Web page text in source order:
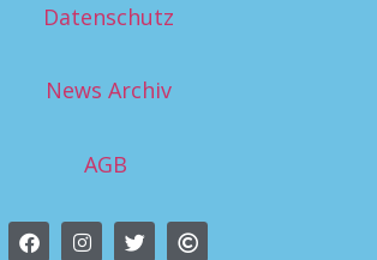
Datenschutz
News Archiv
AGB